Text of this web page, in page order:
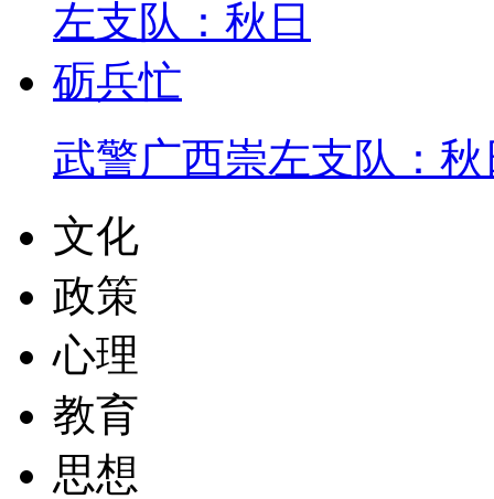
武警广西崇左支队：
文化
政策
心理
教育
思想